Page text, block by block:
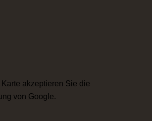
akzeptieren Sie die
von Google.